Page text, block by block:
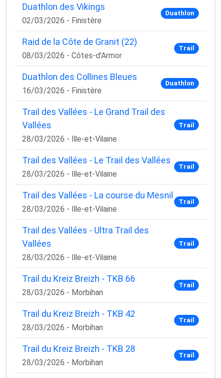
Duathlon des Vikings
02/03/2026 - Finistère
Duathlon
Raid de la Côte de Granit (22)
08/03/2026 - Côtes-d'Armor
Trail
Duathlon des Collines Bleues
16/03/2026 - Finistère
Duathlon
Trail des Vallées - Le Grand Trail des
Vallées
28/03/2026 - Ille-et-Vilaine
Trail
Trail des Vallées - Le Trail des Vallées
28/03/2026 - Ille-et-Vilaine
Trail
Trail des Vallées - La course du Mesnil
28/03/2026 - Ille-et-Vilaine
Trail
Trail des Vallées - Ultra Trail des
Vallées
28/03/2026 - Ille-et-Vilaine
Trail
Trail du Kreiz Breizh - TKB 66
28/03/2026 - Morbihan
Trail
Trail du Kreiz Breizh - TKB 42
28/03/2026 - Morbihan
Trail
Trail du Kreiz Breizh - TKB 28
28/03/2026 - Morbihan
Trail